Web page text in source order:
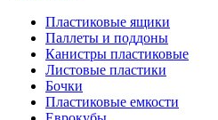
Пластиковые ящики
Паллеты и поддоны
Канистры пластиковые
Листовые пластики
Бочки
Пластиковые емкости